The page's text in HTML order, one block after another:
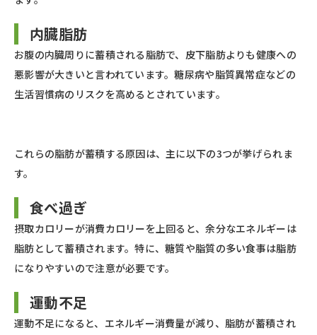
内臓脂肪
お腹の内臓周りに蓄積される脂肪で、皮下脂肪よりも健康への
悪影響が大きいと言われています。糖尿病や脂質異常症などの
生活習慣病のリスクを高めるとされています。
これらの脂肪が蓄積する原因は、主に以下の3つが挙げられま
す。
食べ過ぎ
摂取カロリーが消費カロリーを上回ると、余分なエネルギーは
脂肪として蓄積されます。特に、糖質や脂質の多い食事は脂肪
になりやすいので注意が必要です。
運動不足
運動不足になると、エネルギー消費量が減り、脂肪が蓄積され